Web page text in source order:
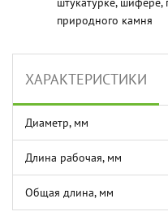
природного камня
ХАРАКТЕРИСТИКИ
Диаметр, мм
Длина рабочая, мм
Общая длина, мм